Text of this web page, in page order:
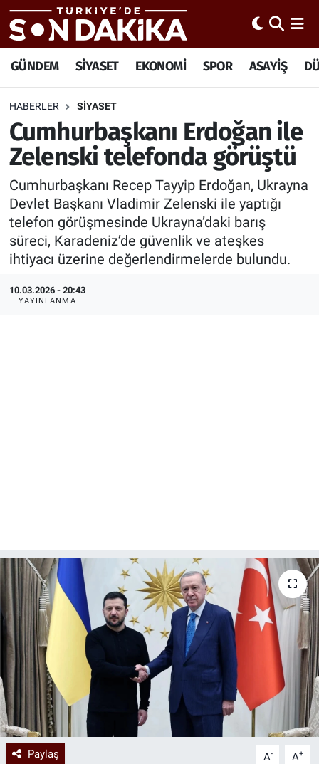
GÜNDEM SİYASET EKONOMİ SPOR ASAYİŞ
HABERLER SİYASET
Cumhurbaşkanı Erdoğan ile
Zelenski telefonda görüştü
Cumhurbaşkanı Recep Tayyip Erdoğan, Ukrayna
Devlet Başkanı Vladimir Zelenski ile yaptığı
telefon görüşmesinde Ukrayna’daki barış
süreci, Karadeniz’de güvenlik ve ateşkes
ihtiyacı üzerine değerlendirmelerde bulundu.
10.03.2026 - 20:43
YAYINLANMA
Paylaş A- A+
Trafik Durumu
Süper Lig Puan Durumu ve Fikstür
Tüm Manşetler
Son Dakika Haberleri
Haber Arşivi